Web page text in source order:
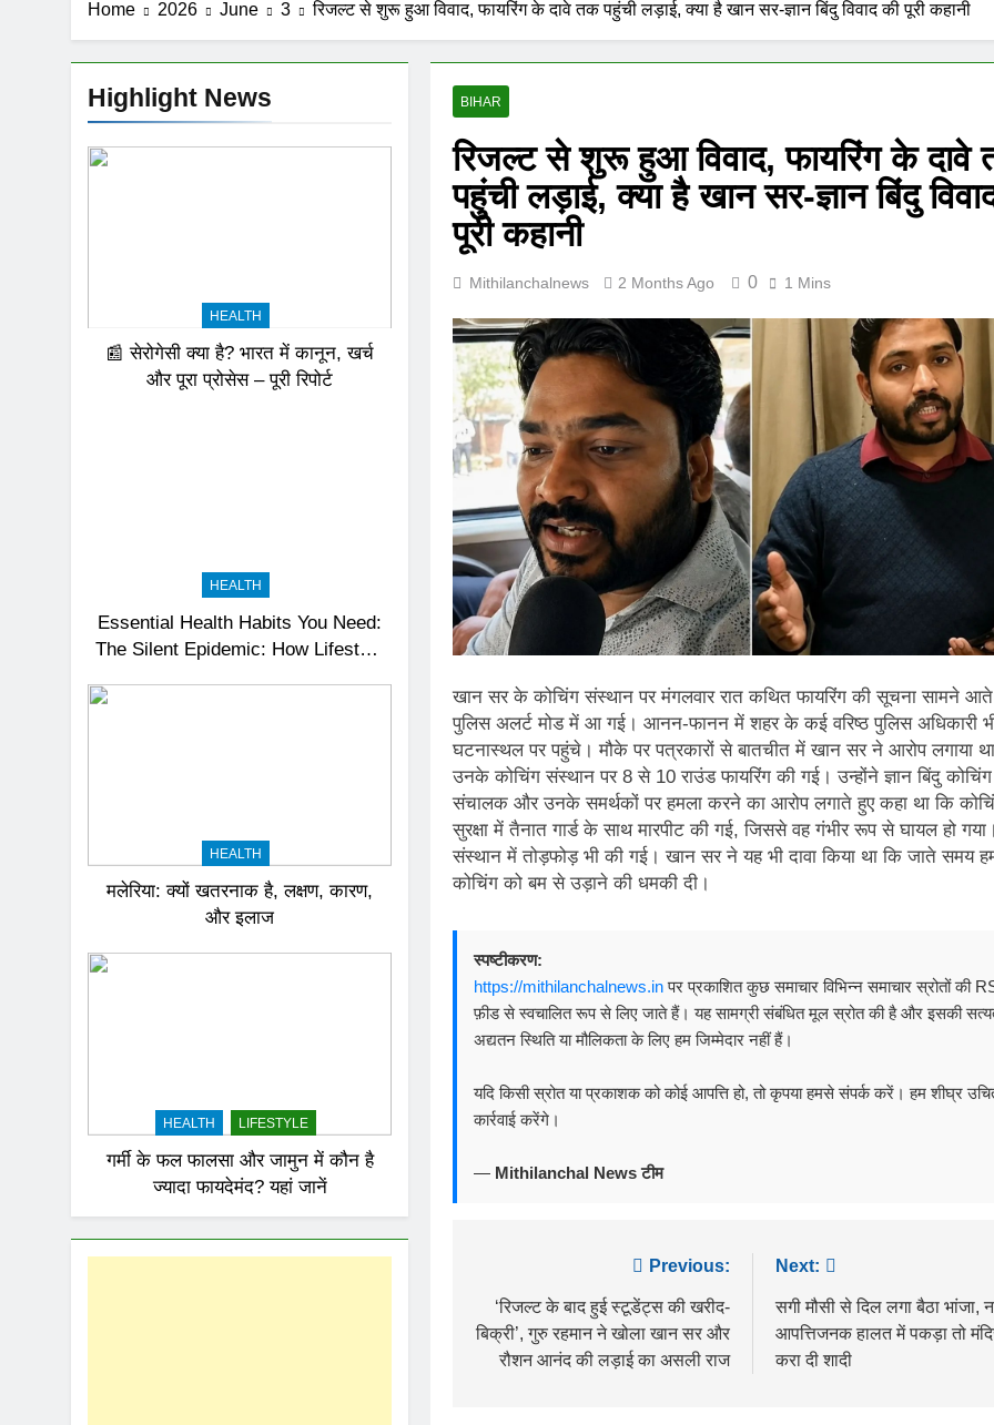
Home 2026 June 3 रिजल्ट से शुरू हुआ विवाद, फायरिंग के दावे तक पहुंची लड़ाई, क्या है खान सर-ज्ञान बिंदु विवाद की पूरी कहानी
Highlight News
HEALTH
📰 सेरोगेसी क्या है? भारत में कानून, खर्च
और पूरा प्रोसेस – पूरी रिपोर्ट
HEALTH
Essential Health Habits You Need:
The Silent Epidemic: How Lifestyle
HEALTH
मलेरिया: क्यों खतरनाक है, लक्षण, कारण,
और इलाज
HEALTH LIFESTYLE
गर्मी के फल फालसा और जामुन में कौन है
ज्यादा फायदेमंद? यहां जानें
BIHAR
रिजल्ट से शुरू हुआ विवाद, फायरिंग के दावे
पहुंची लड़ाई, क्या है खान सर-ज्ञान बिंदु
पूरी कहानी
Mithilanchalnews 2 Months Ago 0 1 Mins
खान सर के कोचिंग संस्थान पर मंगलवार रात कथित फायरिंग की सूचना सामने आते
पुलिस अलर्ट मोड में आ गई। आनन-फानन में शहर के कई वरिष्ठ पुलिस अधिकारी
घटनास्थल पर पहुंचे। मौके पर पत्रकारों से बातचीत में खान सर ने आरोप लगाया
उनके कोचिंग संस्थान पर 8 से 10 राउंड फायरिंग की गई। उन्होंने ज्ञान बिंदु
संचालक और उनके समर्थकों पर हमला करने का आरोप लगाते हुए कहा था कि
सुरक्षा में तैनात गार्ड के साथ मारपीट की गई, जिससे वह गंभीर रूप से घायल हो
संस्थान में तोड़फोड़ भी की गई। खान सर ने यह भी दावा किया था कि जाते समय
कोचिंग को बम से उड़ाने की धमकी दी।
स्पष्टीकरण:
https://mithilanchalnews.inपर प्रकाशित कुछ समाचार विभिन्न समाचार स्रोतों की
फ़ीड से स्वचालित रूप से लिए जाते हैं। यह सामग्री संबंधित मूल स्रोत की है और इसकी
अद्यतन स्थिति या मौलिकता के लिए हम जिम्मेदार नहीं हैं।
यदि किसी स्रोत या प्रकाशक को कोई आपत्ति हो, तो कृपया हमसे संपर्क करें। हम शीघ्र
कार्रवाई करेंगे।
— Mithilanchal News टीम
navigation
Previous:
‘रिजल्ट के बाद हुई स्टूडेंट्स की खरीद-
बिक्री’, गुरु रहमान ने खोला खान सर और
रौशन आनंद की लड़ाई का असली राज
Next:
सगी मौसी से दिल लगा बैठा भांजा,
आपत्तिजनक हालत में पकड़ा तो
करा दी शादी